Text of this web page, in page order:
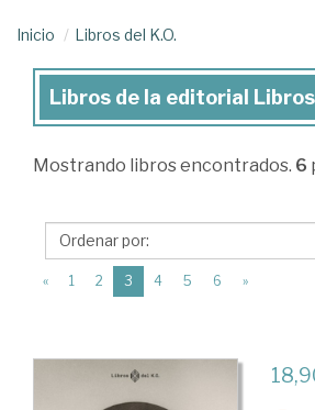
Inicio Libros del K.O.
Libros
la
Libros
del
Libros de la editorial Libros
Mostrando libros encontrados. 6
« 1 2 3 (current)
4 5 6 »